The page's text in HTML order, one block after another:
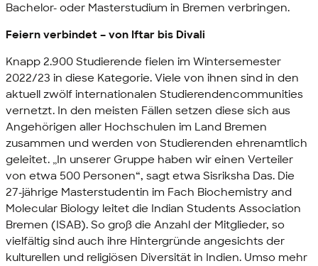
Bachelor- oder Masterstudium in Bremen verbringen.
Feiern verbindet – von Iftar bis Divali
Knapp 2.900 Studierende fielen im Wintersemester
2022/23 in diese Kategorie. Viele von ihnen sind in den
aktuell zwölf internationalen Studierendencommunities
vernetzt. In den meisten Fällen setzen diese sich aus
Angehörigen aller Hochschulen im Land Bremen
zusammen und werden von Studierenden ehrenamtlich
geleitet. „In unserer Gruppe haben wir einen Verteiler
von etwa 500 Personen“, sagt etwa Sisriksha Das. Die
27-jährige Masterstudentin im Fach Biochemistry and
Molecular Biology leitet die Indian Students Association
Bremen (ISAB). So groß die Anzahl der Mitglieder, so
vielfältig sind auch ihre Hintergründe angesichts der
kulturellen und religiösen Diversität in Indien. Umso mehr